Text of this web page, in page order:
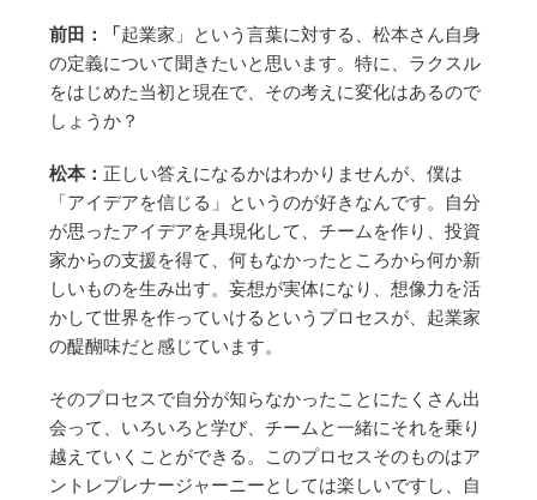
前田：「起業家」という言葉に対する、松本さん自身
の定義について聞きたいと思います。特に、ラクスル
をはじめた当初と現在で、その考えに変化はあるので
しょうか？
松本： 正しい答えになるかはわかりませんが、僕は
「アイデアを信じる」というのが好きなんです。自分
が思ったアイデアを具現化して、チームを作り、投資
家からの支援を得て、何もなかったところから何か新
しいものを生み出す。妄想が実体になり、想像力を活
かして世界を作っていけるというプロセスが、起業家
の醍醐味だと感じています。
そのプロセスで自分が知らなかったことにたくさん出
会って、いろいろと学び、チームと一緒にそれを乗り
越えていくことができる。このプロセスそのものはア
ントレプレナージャーニーとしては楽しいですし、自